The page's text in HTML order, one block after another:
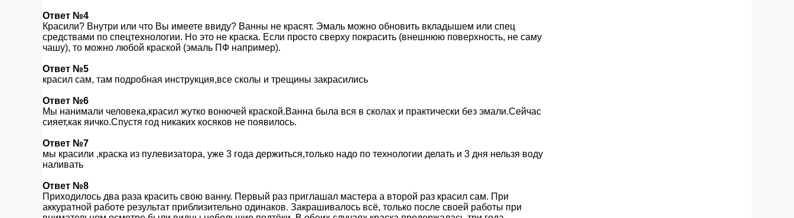
Ответ №4
Красили? Внутри или что Вы имеете ввиду? Ванны не красят. Эмаль можно обновить вкладышем или спец
средствами по спецтехнологии. Но это не краска. Если просто сверху покрасить (внешнюю поверхность, не саму
чашу), то можно любой краской (эмаль ПФ например).
Ответ №5
красил сам, там подробная инструкция,все сколы и трещины закрасились
Ответ №6
Мы нанимали человека,красил жутко вонючей краской.Ванна была вся в сколах и практически без эмали.Сейчас
сияет,как яичко.Спустя год никаких косяков не появилось.
Ответ №7
мы красили ,краска из пулевизатора, уже 3 года держиться,только надо по технологии делать и 3 дня нельзя воду
наливать
Ответ №8
Приходилось два раза красить свою ванну. Первый раз приглашал мастера а второй раз красил сам. При
аккуратной работе результат приблизительно одинаков. Закрашивалось всё, только после своей работы при